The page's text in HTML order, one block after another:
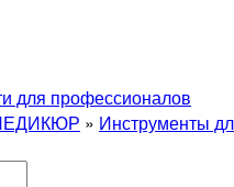
для профессионалов
» Инструменты